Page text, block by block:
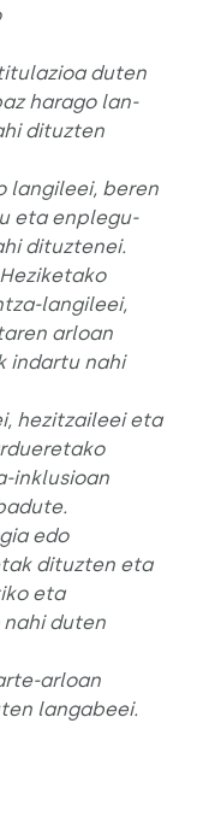
duten
harago lan-
dituzten
langileei, beren
eta enplegu-
dituztenei.
langileei,
arloan
indartu nahi
hezitzaileei eta
inklusioan
edo
dituzten eta
eta
duten
arloan
langabeei.